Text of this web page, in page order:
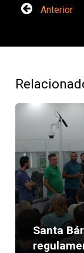
Anterior
Santa